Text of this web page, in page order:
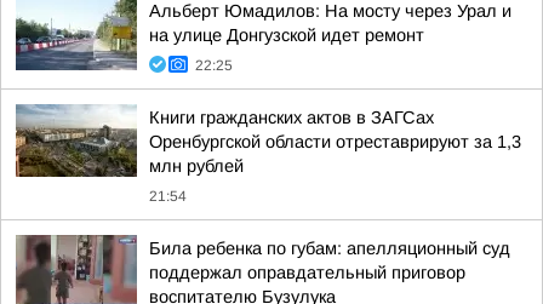
Альберт Юмадилов: На мосту через Урал и
на улице Донгузской идет ремонт
22:25
Книги гражданских актов в ЗАГСах
Оренбургской области отреставрируют за 1,3
млн рублей
21:54
Била ребенка по губам: апелляционный суд
поддержал оправдательный приговор
воспитателю Бузулука